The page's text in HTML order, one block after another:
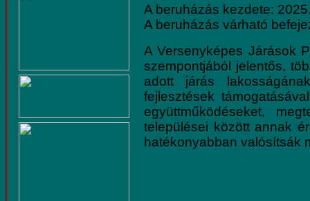
A beruházás kezdete:
A beruházás várható
A Versenyképes Járások
szempontjából jelentős,
adott járás
fejlesztések
együttműködéseket,
települései között annak
hatékonyabban valósítsák